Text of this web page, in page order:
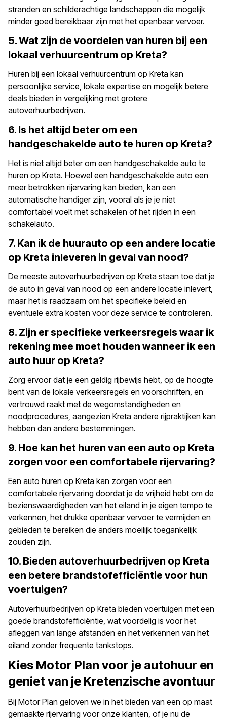
stranden en schilderachtige landschappen die mogelijk
minder goed bereikbaar zijn met het openbaar vervoer.
5. Wat zijn de voordelen van huren bij een
lokaal verhuurcentrum op Kreta?
Huren bij een lokaal verhuurcentrum op Kreta kan
persoonlijke service, lokale expertise en mogelijk betere
deals bieden in vergelijking met grotere
autoverhuurbedrijven.
6. Is het altijd beter om een
handgeschakelde auto te huren op Kreta?
Het is niet altijd beter om een handgeschakelde auto te
huren op Kreta. Hoewel een handgeschakelde auto een
meer betrokken rijervaring kan bieden, kan een
automatische handiger zijn, vooral als je je niet
comfortabel voelt met schakelen of het rijden in een
schakelauto.
7. Kan ik de huurauto op een andere locatie
op Kreta inleveren in geval van nood?
De meeste autoverhuurbedrijven op Kreta staan toe dat je
de auto in geval van nood op een andere locatie inlevert,
maar het is raadzaam om het specifieke beleid en
eventuele extra kosten voor deze service te controleren.
8. Zijn er specifieke verkeersregels waar ik
rekening mee moet houden wanneer ik een
auto huur op Kreta?
Zorg ervoor dat je een geldig rijbewijs hebt, op de hoogte
bent van de lokale verkeersregels en voorschriften, en
vertrouwd raakt met de wegomstandigheden en
noodprocedures, aangezien Kreta andere rijpraktijken kan
hebben dan andere bestemmingen.
9. Hoe kan het huren van een auto op Kreta
zorgen voor een comfortabele rijervaring?
Een auto huren op Kreta kan zorgen voor een
comfortabele rijervaring doordat je de vrijheid hebt om de
bezienswaardigheden van het eiland in je eigen tempo te
verkennen, het drukke openbaar vervoer te vermijden en
gebieden te bereiken die anders moeilijk toegankelijk
zouden zijn.
10. Bieden autoverhuurbedrijven op Kreta
een betere brandstofefficiëntie voor hun
voertuigen?
Autoverhuurbedrijven op Kreta bieden voertuigen met een
goede brandstofefficiëntie, wat voordelig is voor het
afleggen van lange afstanden en het verkennen van het
eiland zonder frequente tankstops.
Kies Motor Plan voor je autohuur en
geniet van je Kretenzische avontuur
Bij Motor Plan geloven we in het bieden van een op maat
gemaakte rijervaring voor onze klanten, of je nu de